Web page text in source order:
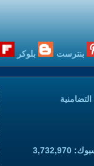
بنترست بلوكر